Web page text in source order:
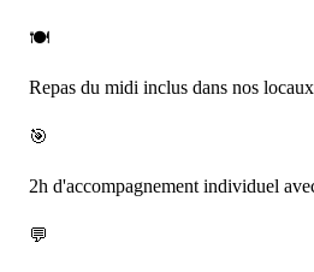
🍽️
Repas du midi inclus dans nos
🎯
2h d'accompagnement individuel
💬